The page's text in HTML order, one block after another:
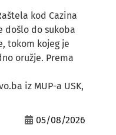
kod Cazina
došlo do sukoba
tokom kojeg je
oružje. Prema
iz MUP-a USK,
05/08/2026